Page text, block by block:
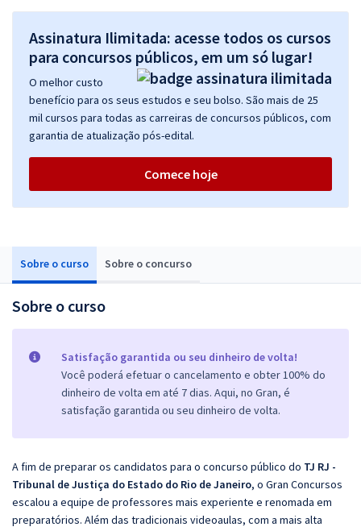
Sobre o curso Sobre o concurso
Sobre o curso
Satisfação garantida ou seu dinheiro de volta!
Você poderá efetuar o cancelamento e obter 100% do
dinheiro de volta em até 7 dias. Aqui, no Gran, é
satisfação garantida ou seu dinheiro de volta.
A fim de preparar os candidatos para o concurso público do TJ RJ -
Tribunal de Justiça do Estado do Rio de Janeiro, o Gran Concursos
escalou a equipe de professores mais experiente e renomada em
preparatórios. Além das tradicionais videoaulas, com a mais alta
Assinatura Ilimitada: acesse todos os cursos
para concursos públicos, em um só lugar!
O melhor custo
benefício para os seus estudos e seu bolso. São mais de 25
mil cursos para todas as carreiras de concursos públicos, com
garantia de atualização pós-edital.
Comece hoje